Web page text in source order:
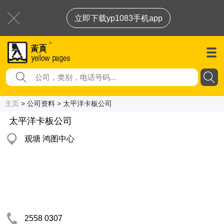
立即下载yp1083手机app
主页 > 公司资料 > 太平洋卡板公司
太平洋卡板公司
观塘 鸿图中心
2558 0307